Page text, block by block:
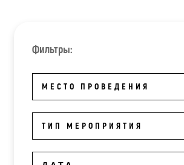
Фильтры:
МЕСТО ПРОВЕДЕНИЯ
ТИП МЕРОПРИЯТИЯ